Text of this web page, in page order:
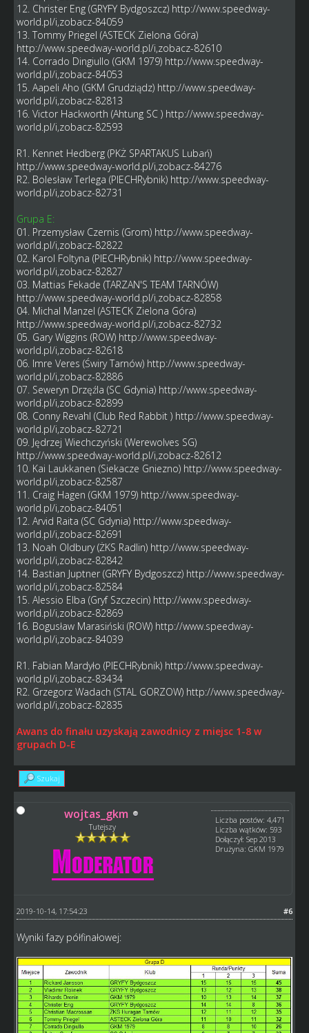
12. Christer Eng (GRYFY Bydgoszcz) http://www.speedway-
world.pl/i,zobacz-84059
13. Tommy Priegel (ASTECK Zielona Góra)
http://www.speedway-world.pl/i,zobacz-82610
14. Corrado Dingiullo (GKM 1979) http://www.speedway-
world.pl/i,zobacz-84053
15. Aapeli Aho (GKM Grudziądz) http://www.speedway-
world.pl/i,zobacz-82813
16. Victor Hackworth (Ahtung SC ) http://www.speedway-
world.pl/i,zobacz-82593
R1. Kennet Hedberg (PKŻ SPARTAKUS Lubań)
http://www.speedway-world.pl/i,zobacz-84276
R2. Bolesław Terlega (PIECHRybnik) http://www.speedway-
world.pl/i,zobacz-82731
Grupa E:
01. Przemysław Czernis (Grom) http://www.speedway-
world.pl/i,zobacz-82822
02. Karol Foltyna (PIECHRybnik) http://www.speedway-
world.pl/i,zobacz-82827
03. Mattias Fekade (TARZAN'S TEAM TARNÓW)
http://www.speedway-world.pl/i,zobacz-82858
04. Michal Manzel (ASTECK Zielona Góra)
http://www.speedway-world.pl/i,zobacz-82732
05. Gary Wiggins (ROW) http://www.speedway-
world.pl/i,zobacz-82618
06. Imre Veres (Świry Tarnów) http://www.speedway-
world.pl/i,zobacz-82886
07. Seweryn Drzęźla (SC Gdynia) http://www.speedway-
world.pl/i,zobacz-82899
08. Conny Revahl (Club Red Rabbit ) http://www.speedway-
world.pl/i,zobacz-82721
09. Jędrzej Wiechczyński (Werewolves SG)
http://www.speedway-world.pl/i,zobacz-82612
10. Kai Laukkanen (Siekacze Gniezno) http://www.speedway-
world.pl/i,zobacz-82587
11. Craig Hagen (GKM 1979) http://www.speedway-
world.pl/i,zobacz-84051
12. Arvid Raita (SC Gdynia) http://www.speedway-
world.pl/i,zobacz-82691
13. Noah Oldbury (ŻKS Radlin) http://www.speedway-
world.pl/i,zobacz-82842
14. Bastian Juptner (GRYFY Bydgoszcz) http://www.speedway-
world.pl/i,zobacz-82584
15. Alessio Elba (Gryf Szczecin) http://www.speedway-
world.pl/i,zobacz-82869
16. Bogusław Marasiński (ROW) http://www.speedway-
world.pl/i,zobacz-84039
R1. Fabian Mardyło (PIECHRybnik) http://www.speedway-
world.pl/i,zobacz-83434
R2. Grzegorz Wadach (STAL GORZOW) http://www.speedway-
world.pl/i,zobacz-82835
Awans do finału uzyskają zawodnicy z miejsc 1-8 w
grupach D-E
Szukaj
wojtas_gkm
Tutejszy
Liczba postów: 4,471
Liczba wątków: 593
Dołączył: Sep 2013
Drużyna: GKM 1979
#6
2019-10-14, 17:54:23
Wyniki fazy półfinałowej: